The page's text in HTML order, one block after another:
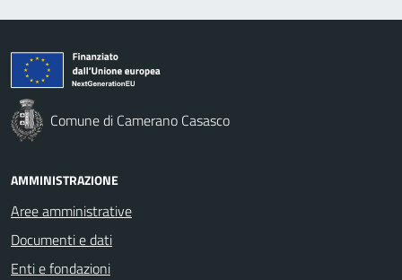
Comune di Camerano Casasco
AMMINISTRAZIONE
Aree amministrative
Documenti e dati
Enti e fondazioni